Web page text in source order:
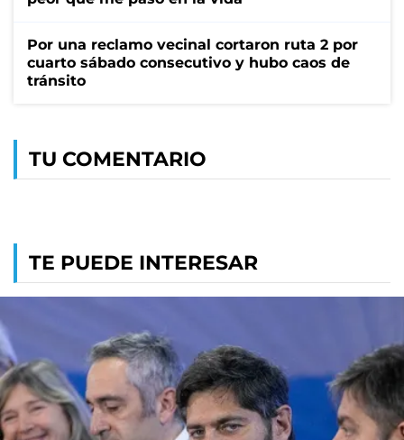
Por una reclamo vecinal cortaron ruta 2 por
cuarto sábado consecutivo y hubo caos de
tránsito
TU COMENTARIO
TE PUEDE INTERESAR